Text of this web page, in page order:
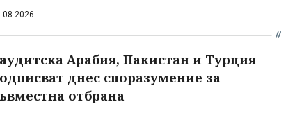
Арабия, Пакистан и Турция
днес споразумение за
отбрана